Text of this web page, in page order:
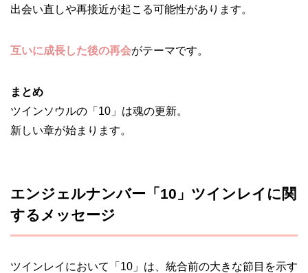
出会い直しや再接近が起こる可能性があります。
互いに成長した後の再会がテーマです。
まとめ
ツインソウルの「10」は魂の更新。
新しい章が始まります。
エンジェルナンバー「10」ツインレイに関
するメッセージ
ツインレイにおいて「10」は、統合前の大きな節目を示す